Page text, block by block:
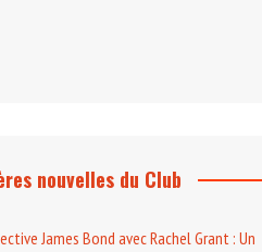
nouvelles du Club
James Bond avec Rachel Grant : Un